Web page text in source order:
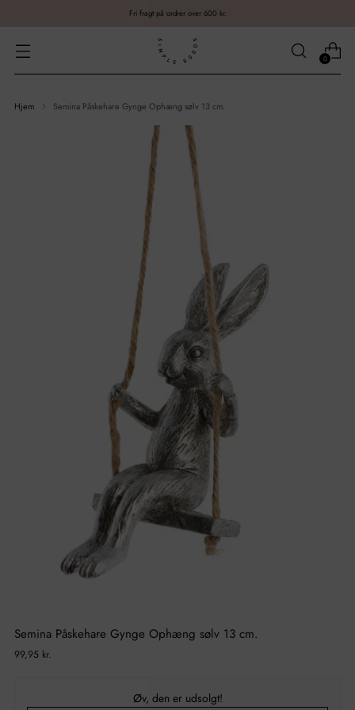
Fri fragt på ordrer over 600 kr.
0
Hjem Semina Påskehare Gynge Ophæng sølv 13 cm.
Semina Påskehare Gynge Ophæng sølv 13 cm.
Normal
99,95 kr.
Øv, den er udsolgt!